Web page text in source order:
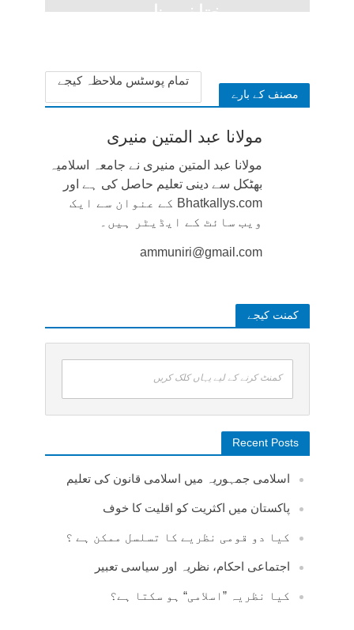
مختلف ظہور
مصنف کے بارے
تمام پوسٹس ملاحظہ کیجے
مولانا عبد المتین منیری
مولانا عبد المتین منیری نے جامعہ اسلامیہ
بھٹکل سے دینی تعلیم حاصل کی ہے اور
Bhatkallys.com کے عنوان سے ایک
ویب سائٹ کے ایڈیٹر ہیں۔
ammuniri@gmail.com
کمنت کیجے
کمنٹ کرنے کے لیے یہاں کلک کریں
Recent Posts
اسلامی جمہوریہ میں اسلامی قانون کی تعلیم
پاکستان میں اکثریت کو اقلیت کا خوف
کیا دو قومی نظریے کا تسلسل ممکن ہے ؟
اجتماعی احکام، نظریہ اور سیاسی تعبیر
کیا نظریہ ”اسلامی“ ہو سکتا ہے؟